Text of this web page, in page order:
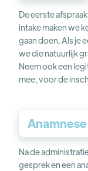
De eerste
intake maken we
gaan doen. Als je
we die natuurlijk
Neem ook een
mee, voor de
Anamnese
Na de
gesprek en een